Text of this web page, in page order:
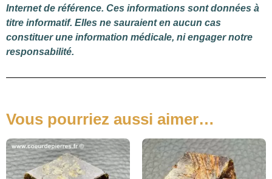
Internet de référence. Ces informations sont données à
titre informatif. Elles ne sauraient en aucun cas
constituer une information médicale, ni engager notre
responsabilité.
Vous pourriez aussi aimer…